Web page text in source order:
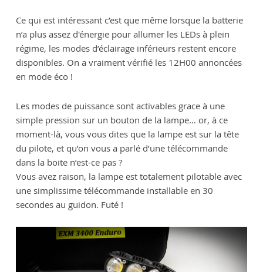
Ce qui est intéressant c’est que même lorsque la batterie
n’a plus assez d'énergie pour allumer les LEDs à plein
régime, les modes d’éclairage inférieurs restent encore
disponibles. On a vraiment vérifié les 12H00 annoncées
en mode éco !
Les modes de puissance sont activables grace à une
simple pression sur un bouton de la lampe… or, à ce
moment-là, vous vous dites que la lampe est sur la tête
du pilote, et qu’on vous a parlé d’une télécommande
dans la boite n’est-ce pas ?
Vous avez raison, la lampe est totalement pilotable avec
une simplissime télécommande installable en 30
secondes au guidon. Futé !